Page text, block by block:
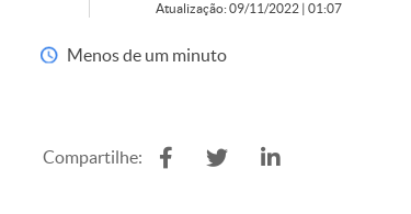
Atualização: 09/11/2022 | 01:07
Menos de um minuto
Compartilhe: